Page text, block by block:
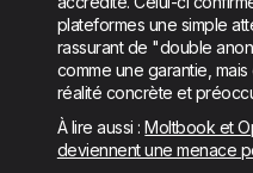
plateformes une simple
rassurant de "double
comme une garantie,
réalité concrète et
À lire aussi : Moltbook et
deviennent une menace